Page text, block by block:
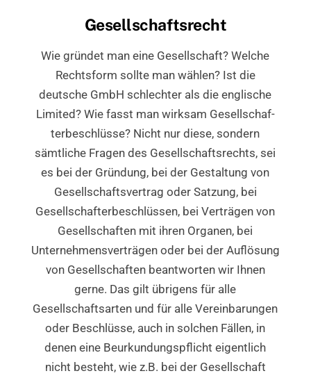
Gesellschaftsrecht
Wie gründet man eine Gesellschaft? Welche
Rechtsform sollte man wählen? Ist die
deutsche GmbH schlechter als die englische
Limited? Wie fasst man wirksam Gesellschaf-
terbeschlüsse? Nicht nur diese, sondern
sämtliche Fragen des Gesellschaftsrechts, sei
es bei der Gründung, bei der Gestaltung von
Gesellschaftsvertrag oder Satzung, bei
Gesellschafterbeschlüssen, bei Verträgen von
Gesellschaften mit ihren Organen, bei
Unternehmensverträgen oder bei der Auflösung
von Gesellschaften beantworten wir Ihnen
gerne. Das gilt übrigens für alle
Gesellschaftsarten und für alle Vereinbarungen
oder Beschlüsse, auch in solchen Fällen, in
denen eine Beurkundungspflicht eigentlich
nicht besteht, wie z.B. bei der Gesellschaft